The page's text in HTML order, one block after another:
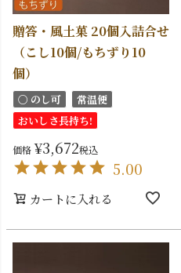
贈答・風土菓 20個入詰合せ
（こし10個/もちずり10
個）
〇 のし可
常温便
おいしさ長持ち!
価格 ¥3,672税込
5.00
カートに入れる